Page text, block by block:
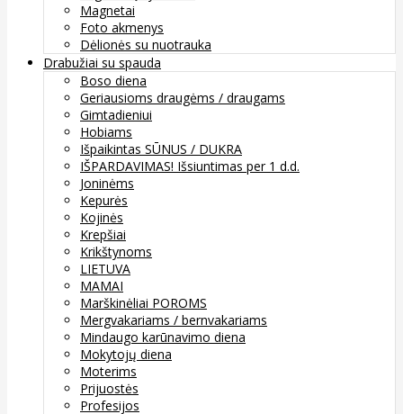
Magnetai
Foto akmenys
Dėlionės su nuotrauka
Drabužiai su spauda
Boso diena
Geriausioms draugėms / draugams
Gimtadieniui
Hobiams
Išpaikintas SŪNUS / DUKRA
IŠPARDAVIMAS! Išsiuntimas per 1 d.d.
Joninėms
Kepurės
Kojinės
Krepšiai
Krikštynoms
LIETUVA
MAMAI
Marškinėliai POROMS
Mergvakariams / bernvakariams
Mindaugo karūnavimo diena
Mokytojų diena
Moterims
Prijuostės
Profesijos